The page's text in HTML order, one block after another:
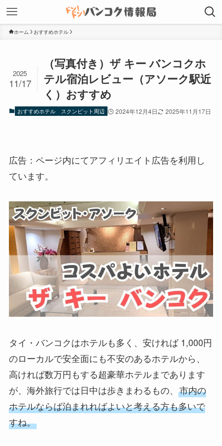
ホーム おすすめホテル
（写真付き）ザ キー バンコクホ
テル宿泊レビュー（アソーク駅近
く）おすすめ
2025
11/17
おすすめホテル スクンビット周辺 2024年12月4日 2025年11月17日
広告：ページ内にてアフィリエイト広告を利用し
ています。
タイ・バンコクはホテルも多く、安ければ 1,000円
のローカルで安全面にも不安のあるホテルから、
高ければ数万円もする超豪華ホテルまであります
が、海外旅行では日中は歩きまわるもの、 市内の
ホテルならば泊まれればよいと考える方も多いで
すね。